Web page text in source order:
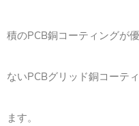
積のPCB銅コーティングが
ないPCBグリッド銅コーテ
ます。